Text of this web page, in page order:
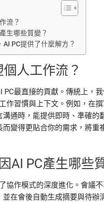
流？
生哪些質變？
PC提供了什麼解方？
人工作流？
PC最直接的貢獻。傳統上，
作習慣與上下文。例如，在
溝通時，能提供即時、準確
而變得更貼合你的需求，將
AI PC產生哪些
協作模式的深度進化。會議
在會後自動生成摘要與待